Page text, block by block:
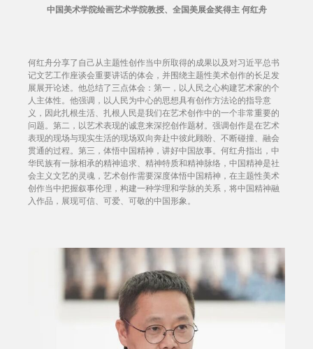
中国美术学院绘画艺术学院教授、全国美展金奖得主 何红舟
何红舟分享了自己从主题性创作当中所取得的成果以及对习近平总书
记文艺工作座谈会重要讲话的体会，并围绕主题性美术创作的长足发
展展开论述。他总结了三点体会：第一，以人民之心构建艺术家的个
人主体性。他强调，以人民为中心的思想具有创作方法论的指导意
义，因此扎根生活、扎根人民是我们在艺术创作中的一个非常重要的
问题。第二，以艺术表现的诚意来深挖创作题材。强调创作是在艺术
表现的现场与现实生活的现场双向奔赴中彼此顾盼、不断碰撞、融会
贯通的过程。第三，体悟中国精神，讲好中国故事。何红舟指出，中
华民族有一脉相承的精神追求、精神特质和精神脉络，中国精神是社
会主义文艺的灵魂，艺术创作需要深度体悟中国精神，在主题性美术
创作当中把握叙事伦理，构建一种学理和学脉的关系，将中国精神融
入作品，展现可信、可爱、可敬的中国形象。